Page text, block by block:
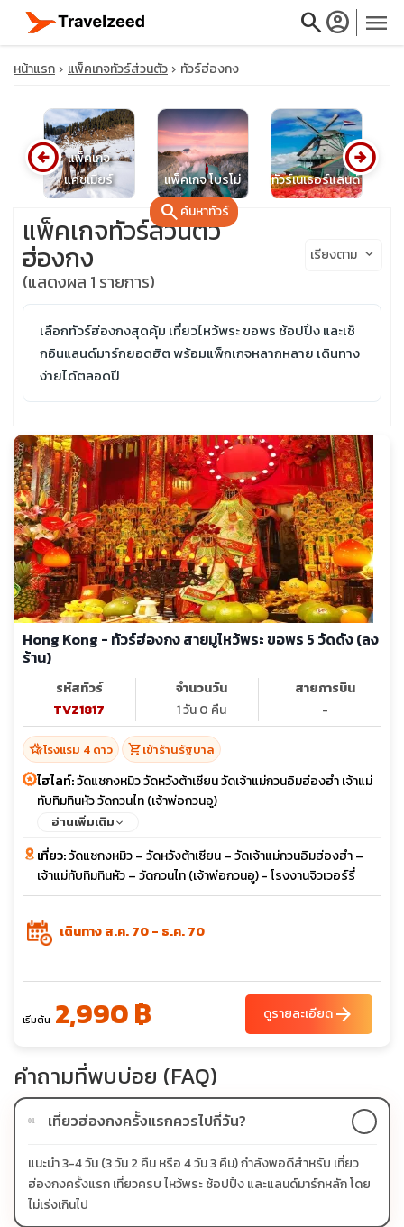
searchaccount_circle menu
close
travel_explore
calendar_month
หน้าแรก แพ็คเกจทัวร์ส่วนตัว ทัวร์ฮ่องกง
แพ็คเกจ
แคชเมียร์
แพ็คเกจ โบรโม่ ทัวร์เนเธอร์แลนด์
arrow_circle_left arrow_circle_right
searchค้นหาทัวร์
แพ็คเกจทัวร์ส่วนตัว
ฮ่องกง
(แสดงผล 1 รายการ)
เรียงตาม keyboard_arrow_down
เลือกทัวร์ฮ่องกงสุดคุ้ม เที่ยวไหว้พระ ขอพร ช้อปปิ้ง และเช็
กอินแลนด์มาร์กยอดฮิต พร้อมแพ็กเกจหลากหลาย เดินทาง
ง่ายได้ตลอดปี
Hong Kong - ทัวร์ฮ่องกง สายมูไหว้พระ ขอพร 5 วัดดัง (ลง
ร้าน)
รหัสทัวร์
TVZ1817
จำนวนวัน
1 วัน 0 คืน
สายการบิน
-
hotel_classโรงแรม 4 ดาว shopping_cartเข้าร้านรัฐบาล
ไฮไลท์:วัดแชกงหมิว วัดหวังต้าเซียน วัดเจ้าแม่กวนอิมฮ่องฮำ เจ้าแม่
ทับทิมทินหัว วัดกวนไท (เจ้าพ่อกวนอู)
อ่านเพิ่มเติม
เที่ยว:วัดแชกงหมิว – วัดหวังต้าเซียน – วัดเจ้าแม่กวนอิมฮ่องฮำ –
เจ้าแม่ทับทิมทินหัว – วัดกวนไท (เจ้าพ่อกวนอู) - โรงงานจิวเวอร์รี่
เดินทาง ส.ค. 70 - ธ.ค. 70
เริ่มต้น 2,990 ฿ ดูรายละเอียดarrow_forward
คำถามที่พบบ่อย (FAQ)
01 เที่ยวฮ่องกงครั้งแรกควรไปกี่วัน?
แนะนำ 3-4 วัน (3 วัน 2 คืน หรือ 4 วัน 3 คืน) กำลังพอดีสำหรับ เที่ยว
ฮ่องกงครั้งแรก เที่ยวครบ ไหว้พระ ช้อปปิ้ง และแลนด์มาร์กหลัก โดย
ไม่เร่งเกินไป